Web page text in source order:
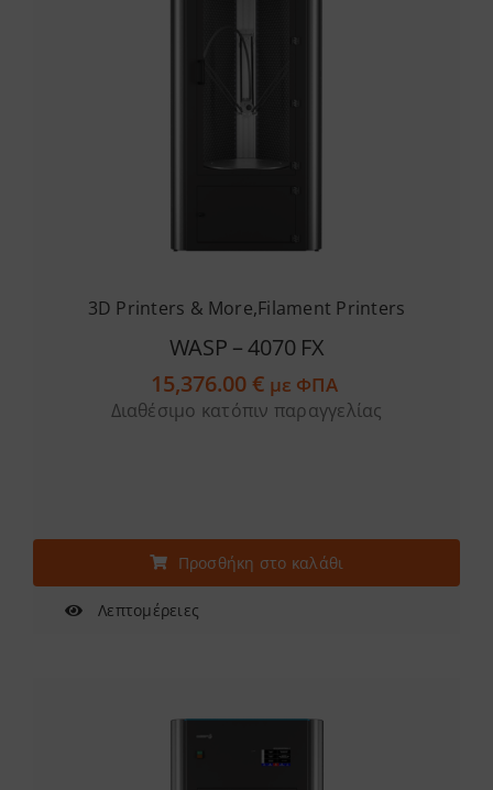
3D Printers & More,Filament Printers
WASP – 4070 FX
15,376.00€ με ΦΠΑ
Διαθέσιμο κατόπιν παραγγελίας
Προσθήκη στο καλάθι
Λεπτομέρειες